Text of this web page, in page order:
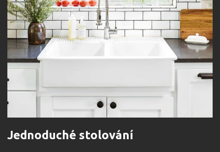
Jednoduché stolování